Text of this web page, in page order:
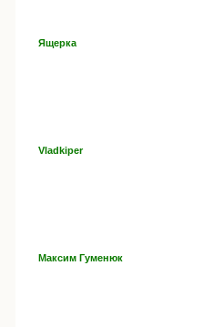
Ящерка
Vladkiper
Максим Гуменюк